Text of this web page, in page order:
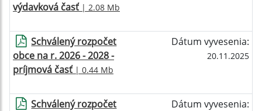
výdavková časť| 2.08 Mb
Schválený rozpočet
obce na r. 2026 - 2028 -
príjmová časť| 0.44 Mb
Dátum vyvesenia:
20.11.2025
Schválený rozpočet
Dátum vyvesenia: